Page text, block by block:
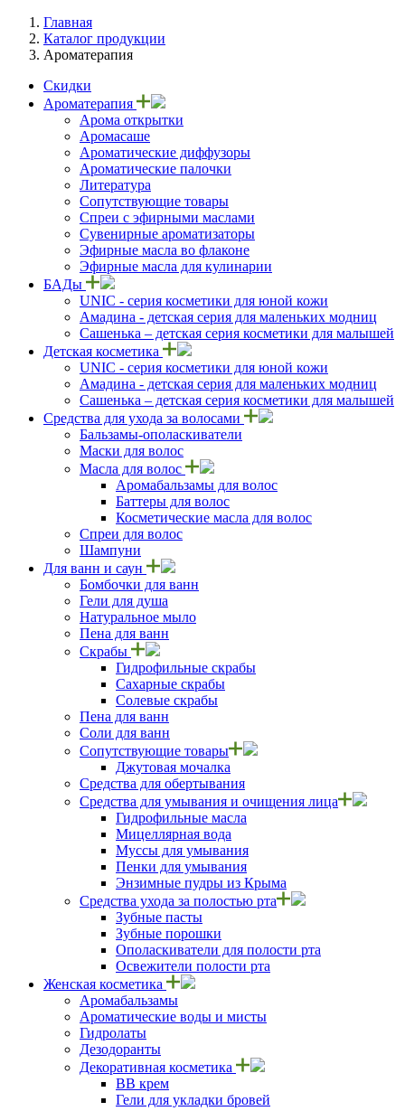
Главная
Каталог продукции
Ароматерапия
Скидки
Ароматерапия
Арома открытки
Аромасаше
Ароматические диффузоры
Ароматические палочки
Литература
Сопутствующие товары
Спреи с эфирными маслами
Сувенирные ароматизаторы
Эфирные масла во флаконе
Эфирные масла для кулинарии
БАДы
UNIC - серия косметики для юной кожи
Амадина - детская серия для маленьких модниц
Сашенька – детская серия косметики для малышей
Детская косметика
UNIC - серия косметики для юной кожи
Амадина - детская серия для маленьких модниц
Сашенька – детская серия косметики для малышей
Средства для ухода за волосами
Бальзамы-ополаскиватели
Маски для волос
Масла для волос
Аромабальзамы для волос
Баттеры для волос
Косметические масла для волос
Спреи для волос
Шампуни
Для ванн и саун
Бомбочки для ванн
Гели для душа
Натуральное мыло
Пена для ванн
Скрабы
Гидрофильные скрабы
Сахарные скрабы
Солевые скрабы
Пена для ванн
Соли для ванн
Сопутствующие товары
Джутовая мочалка
Средства для обертывания
Средства для умывания и очищения лица
Гидрофильные масла
Мицеллярная вода
Муссы для умывания
Пенки для умывания
Энзимные пудры из Крыма
Средства ухода за полостью рта
Зубные пасты
Зубные порошки
Ополаскиватели для полости рта
Освежители полости рта
Женская косметика
Аромабальзамы
Ароматические воды и мисты
Гидролаты
Дезодоранты
Декоративная косметика
ВВ крем
Гели для укладки бровей